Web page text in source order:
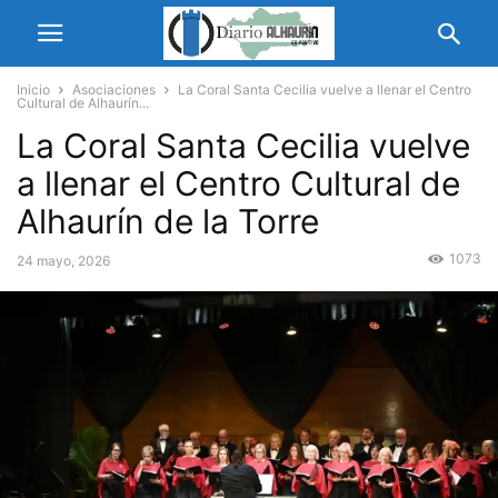
Inicio Asociaciones
La Coral Santa Cecilia vuelve a llenar el Centro
Cultural de Alhaurín...
La Coral Santa Cecilia vuelve
a llenar el Centro Cultural de
Alhaurín de la Torre
24 mayo, 2026 1073